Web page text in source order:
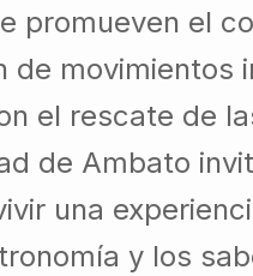
promueven el
de movimientos
el rescate de
de Ambato
una
y los